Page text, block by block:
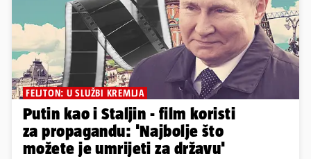
FELJTON: U SLUŽBI KREMLJA
Putin kao i Staljin - film koristi
za propagandu: 'Najbolje što
možete je umrijeti za državu'